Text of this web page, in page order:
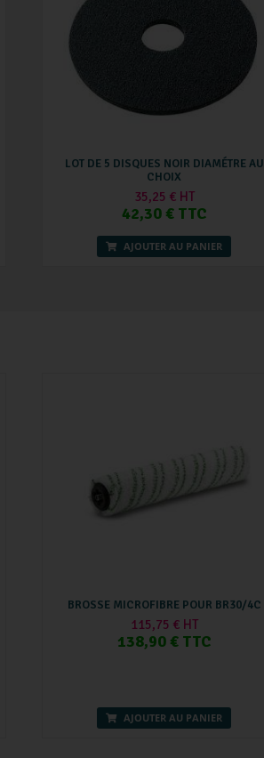
LOT DE 5 DISQUES NOIR DIAMÉTRE AU
CHOIX
35,25 € HT
42,30 € TTC
AJOUTER AU PANIER
BROSSE MICROFIBRE POUR BR30/4C
115,75 € HT
138,90 € TTC
AJOUTER AU PANIER